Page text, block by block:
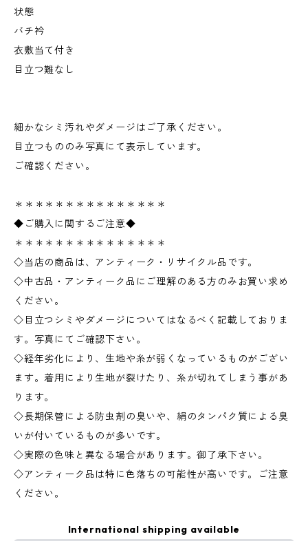
状態
バチ衿
衣敷当て付き
目立つ難なし
細かなシミ汚れやダメージはご了承ください。
目立つもののみ写真にて表示しています。
ご確認ください。
＊＊＊＊＊＊＊＊＊＊＊＊＊＊＊
◆ご購入に関するご注意◆
＊＊＊＊＊＊＊＊＊＊＊＊＊＊＊
◇当店の商品は、アンティーク・リサイクル品です。
◇中古品・アンティーク品にご理解のある方のみお買い求め
ください。
◇目立つシミやダメージについてはなるべく記載しておりま
す。写真にてご確認下さい。
◇経年劣化により、生地や糸が弱くなっているものがござい
ます。着用により生地が裂けたり、糸が切れてしまう事があ
ります。
◇長期保管による防虫剤の臭いや、絹のタンパク質による臭
いが付いているものが多いです。
◇実際の色味と異なる場合があります。御了承下さい。
◇アンティーク品は特に色落ちの可能性が高いです。ご注意
ください。
International shipping available